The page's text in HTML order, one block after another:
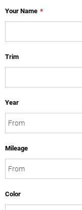
Your Name *
Trim
Year
Mileage
Color